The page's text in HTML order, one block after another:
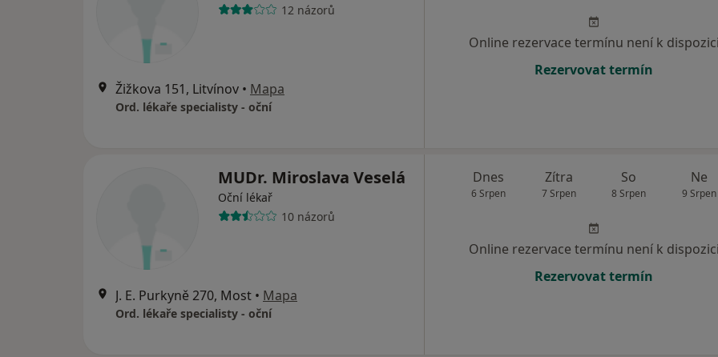
12 názorů
Žižkova 151, Litvínov • Mapa
Ord. lékaře specialisty - oční
Online rezervace termínu není k dispozici
Rezervovat termín
MUDr. Miroslava Veselá
Oční lékař
10 názorů
J. E. Purkyně 270, Most • Mapa
Ord. lékaře specialisty - oční
Dnes
6 Srpen
Zítra
7 Srpen
So
8 Srpen
Ne
9 Srpen
Online rezervace termínu není k dispozici
Rezervovat termín